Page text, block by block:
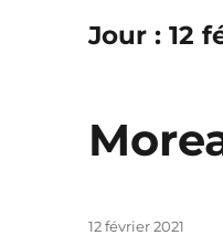
Jour :12
Publié
12 février 2021